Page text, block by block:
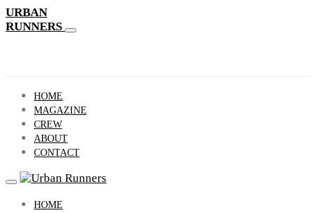
URBAN
RUNNERS
HOME
MAGAZINE
CREW
ABOUT
CONTACT
HOME